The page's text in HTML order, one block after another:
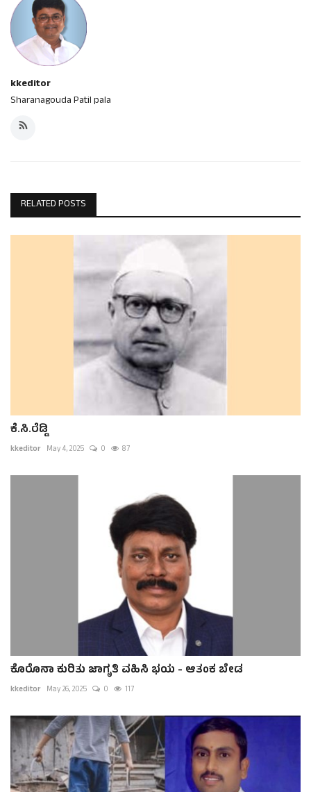
kkeditor
Sharanagouda Patil pala
RELATED POSTS
ಕೆ.ಸಿ.ರೆಡ್ಡಿ
kkeditor May 4, 2025 0 87
ಕೊರೊನಾ ಕುರಿತು ಜಾಗೃತಿ ವಹಿಸಿ ಭಯ - ಆತಂಕ ಬೇಡ
kkeditor May 26, 2025 0 117